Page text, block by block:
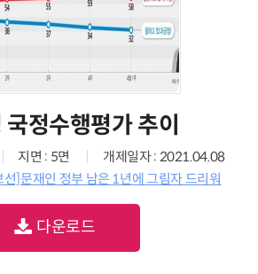
정수행평가 추이
지면 : 5면
개제일자 : 2021.04.08
]문재인 정부 남은 1년에 그림자 드리워
다운로드